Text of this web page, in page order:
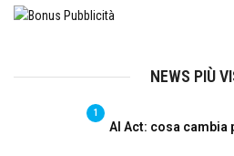
NEWS PIÙ
1
AI Act: cosa cambia